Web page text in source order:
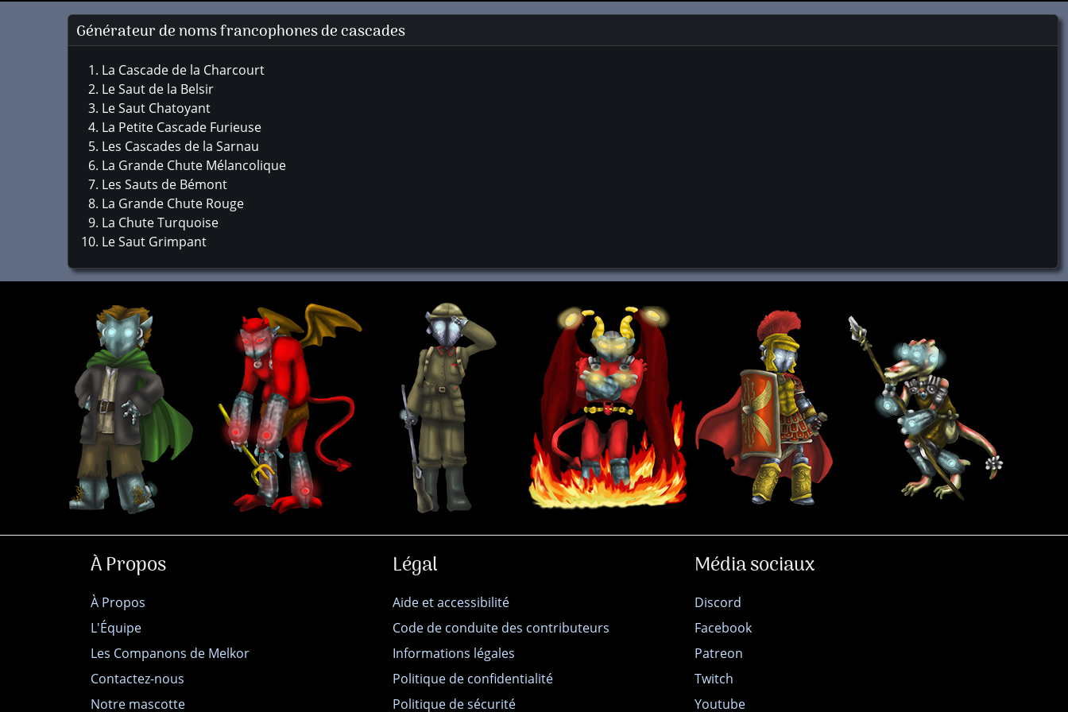
Générateur de noms francophones de cascades
La Cascade de la Charcourt
Le Saut de la Belsir
Le Saut Chatoyant
La Petite Cascade Furieuse
Les Cascades de la Sarnau
La Grande Chute Mélancolique
Les Sauts de Bémont
La Grande Chute Rouge
La Chute Turquoise
Le Saut Grimpant
À Propos
À Propos
L'Équipe
Les Companons de Melkor
Contactez-nous
Notre mascotte
Légal
Aide et accessibilité
Code de conduite des contributeurs
Informations légales
Politique de confidentialité
Politique de sécurité
Média sociaux
Discord
Facebook
Patreon
Twitch
Youtube